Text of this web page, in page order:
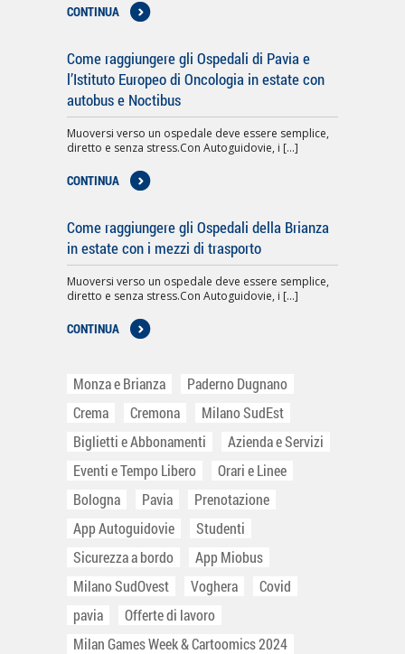
CONTINUA
Come raggiungere gli Ospedali di Pavia e
l’Istituto Europeo di Oncologia in estate con
autobus e Noctibus
Muoversi verso un ospedale deve essere semplice,
diretto e senza stress.Con Autoguidovie, i [...]
CONTINUA
Come raggiungere gli Ospedali della Brianza
in estate con i mezzi di trasporto
Muoversi verso un ospedale deve essere semplice,
diretto e senza stress.Con Autoguidovie, i [...]
CONTINUA
Monza e Brianza
Paderno Dugnano
Crema
Cremona
Milano SudEst
Biglietti e Abbonamenti
Azienda e Servizi
Eventi e Tempo Libero
Orari e Linee
Bologna
Pavia
Prenotazione
App Autoguidovie
Studenti
Sicurezza a bordo
App Miobus
Milano SudOvest
Voghera
Covid
pavia
Offerte di lavoro
Milan Games Week & Cartoomics 2024